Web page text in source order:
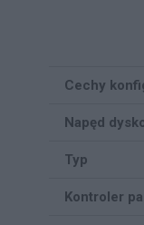
Cechy
Napęd
Typ
Kontroler